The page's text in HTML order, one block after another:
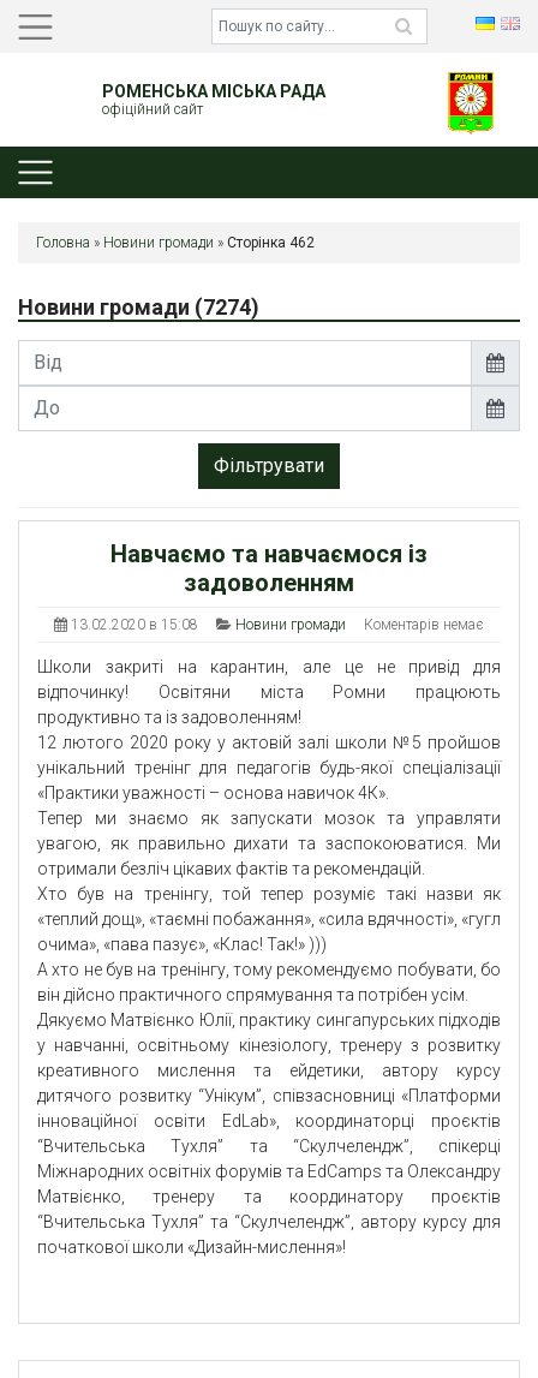
РОМЕНСЬКА МІСЬКА РАДА
офіційний сайт
Головна » Новини громади » Сторінка 462
Новини громади (7274)
Навчаємо та навчаємося із
задоволенням
13.02.2020 в 15:08 Новини громади Коментарів немає
Школи закриті на карантин, але це не привід для
відпочинку! Освітяни міста Ромни працюють
продуктивно та із задоволенням!
12 лютого 2020 року у актовій залі школи №5 пройшов
унікальний тренінг для педагогів будь-якої спеціалізації
«Практики уважності – основа навичок 4К».
Тепер ми знаємо як запускати мозок та управляти
увагою, як правильно дихати та заспокоюватися. Ми
отримали безліч цікавих фактів та рекомендацій.
Хто був на тренінгу, той тепер розуміє такі назви як
«теплий дощ», «таємні побажання», «сила вдячності», «гугл
очима», «пава пазує», «Клас! Так!» )))
А хто не був на тренінгу, тому рекомендуємо побувати, бо
він дійсно практичного спрямування та потрібен усім.
Дякуємо Матвієнко Юлії, практику сингапурських підходів
у навчанні, освітньому кінезіологу, тренеру з розвитку
креативного мислення та ейдетики, автору курсу
дитячого розвитку “Унікум”, співзасновниці «Платформи
інноваційної освіти EdLab», координаторці проєктів
“Вчительська Тухля” та “Скулчелендж”, спікерці
Міжнародних освітніх форумів та EdCamps та Олександру
Матвієнко, тренеру та координатору проєктів
“Вчительська Тухля” та “Скулчелендж”, автору курсу для
початкової школи «Дизайн-мислення»!